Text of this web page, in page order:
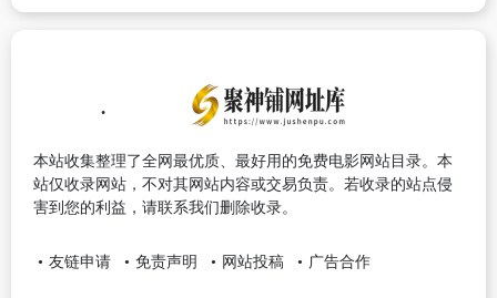
本站收集整理了全网最优质、最好用的免费电影网站目录。本
站仅收录网站，不对其网站内容或交易负责。若收录的站点侵
害到您的利益，请联系我们删除收录。
友链申请 免责声明 网站投稿 广告合作